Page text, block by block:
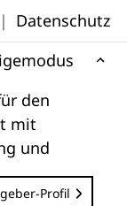
| Datenschutz
den
mit
und
Profil